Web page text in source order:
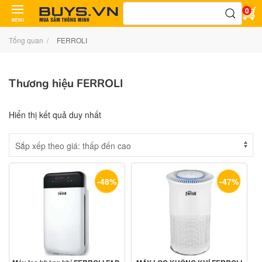
MENU
Tìm
0
Tổng quan FERROLI
Thương hiệu FERROLI
Hiển thị kết quả duy nhất
-48% -47%